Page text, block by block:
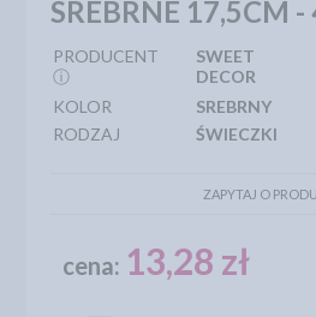
SREBRNE 17,5CM -
PRODUCENT
ⓘ
SWEET
DECOR
KOLOR
SREBRNY
RODZAJ
ŚWIECZKI
ZAPYTAJ O
cena: 13,28 zł